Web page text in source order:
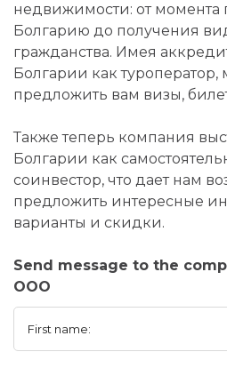
недвижимости: от момента
Болгарию до получения
гражданства. Имея
Болгарии как
предложить вам визы,
Также теперь компания
Болгарии как
соинвестор, что дает нам
предложить интересные
варианты и скидки.
Send message to the
ООО
First name: